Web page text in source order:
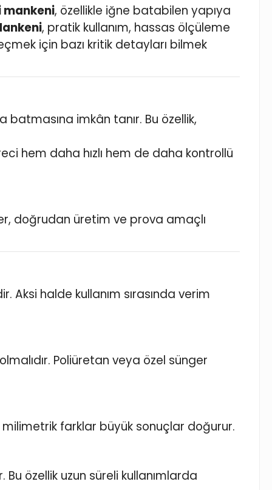
mankeni, özellikle iğne batabilen yapıya
, pratik kullanım, hassas ölçüleme
için bazı kritik detayları bilmek
imkân tanır. Bu özellik,
hem daha hızlı hem de daha kontrollü
doğrudan üretim ve prova amaçlı
halde kullanım sırasında verim
Poliüretan veya özel sünger
farklar büyük sonuçlar doğurur.
özellik uzun süreli kullanımlarda